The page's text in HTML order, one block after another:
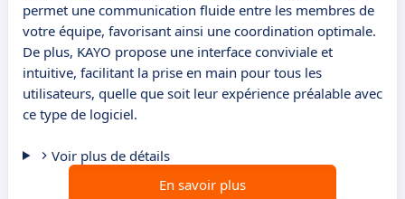
permet une communication fluide entre les membres de
votre équipe, favorisant ainsi une coordination optimale.
De plus, KAYO propose une interface conviviale et
intuitive, facilitant la prise en main pour tous les
utilisateurs, quelle que soit leur expérience préalable avec
ce type de logiciel.
Voir plus de détails
En savoir plus